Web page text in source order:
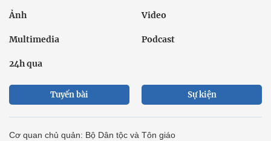
Ảnh Video
Multimedia Podcast
24h qua
Tuyến bài Sự kiện
Cơ quan chủ quản: Bộ Dân tộc và Tôn giáo